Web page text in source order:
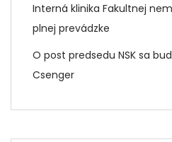
Interná klinika Fakultnej
plnej prevádzke
O post predsedu NSK sa
Csenger